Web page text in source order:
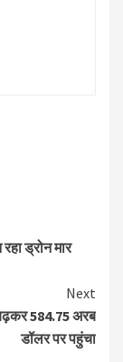
ड्रोन मार
Next
584.75 अरब
डॉलर पर पहुंचा